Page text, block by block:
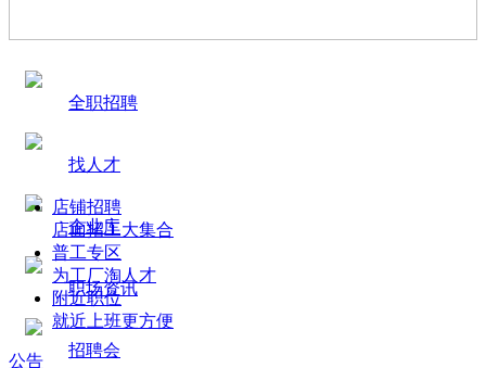
全职招聘
找人才
企业库
职场资讯
招聘会
店铺招聘
店面招工大集合
普工专区
为工厂淘人才
附近职位
就近上班更方便
公告